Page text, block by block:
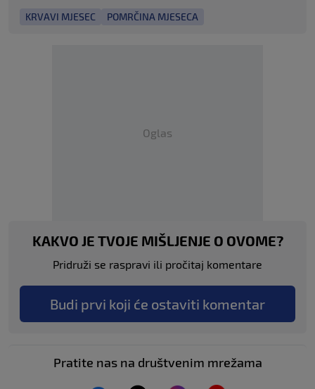
KRVAVI MJESEC POMRČINA MJESECA
Oglas
KAKVO JE TVOJE MIŠLJENJE O OVOME?
Pridruži se raspravi ili pročitaj komentare
Budi prvi koji će ostaviti komentar
Pratite nas na društvenim mrežama